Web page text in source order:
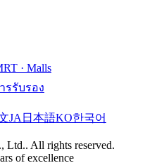
· Malls
รรับรอง
JA 日本語KO한국어
Ltd.. All rights reserved.
of excellence